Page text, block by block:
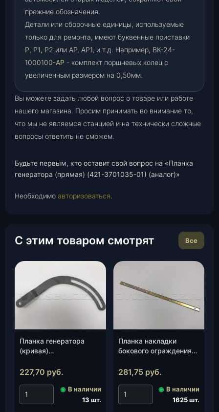
прежние обозначения.
Детали или сборочные единицы, используемые
только для ремонта, имеют буквенные приставки
Р, Р1, Р2 или АР, АР1, и т.д. Например, ВК-24-
1000100-АР - комплект поршневых колец с
увеличенным размером на 0,50мм.
Вы можете задать любой вопрос о товаре или работе
нашего магазина. Просим принимать во внимание то,
что мы не являемся станцией и на технически сложные
вопросы ответить не сможем.
Будьте первым, кто оставит свой вопрос на «Планка
генератора (прямая) (421-3701035-01) (аналог)»
Необходимо авторизоваться.
С этим товаром смотрят Все
Планка генератора
(кривая)
227,70 руб.
◉ В наличии
13 шт.
Планка накладки
бокового ограждения
8405050-95), шт.
281,75 руб.
◉ В наличии
1625 шт.